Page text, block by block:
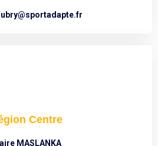
Centre
MASLANKA